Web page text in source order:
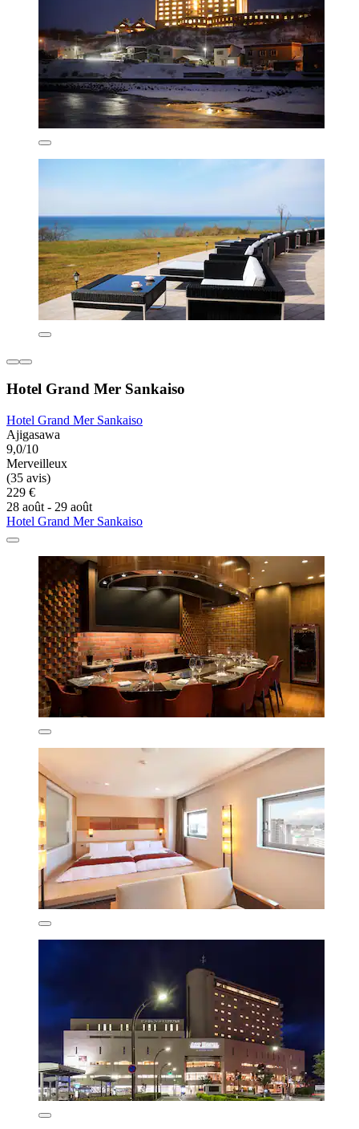
Hotel Grand Mer Sankaiso
Hotel Grand Mer Sankaiso
Ajigasawa
9,0/10
Merveilleux
(35 avis)
229 €
28 août - 29 août
Hotel Grand Mer Sankaiso